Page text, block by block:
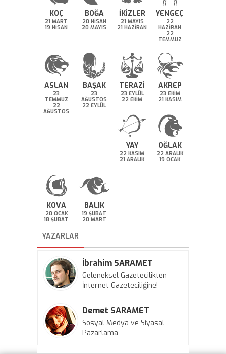
KOÇ
21 MART
19 NİSAN
BOĞA
20 NİSAN
20 MAYIS
İKİZLER
21 MAYIS
21 HAZİRAN
YENGEÇ
22
HAZİRAN
22
TEMMUZ
ASLAN
23
TEMMUZ
22
AĞUSTOS
BAŞAK
23
AĞUSTOS
22 EYLÜL
TERAZİ
23 EYLÜL
22 EKİM
AKREP
23 EKİM
21 KASIM
YAY
22 KASIM
21 ARALIK
OĞLAK
22 ARALIK
19 OCAK
KOVA
20 OCAK
18 ŞUBAT
BALIK
19 ŞUBAT
20 MART
YAZARLAR
İbrahim SARAMET
Geleneksel Gazetecilikten
İnternet Gazeteciliğine!
Demet SARAMET
Sosyal Medya ve Siyasal
Pazarlama